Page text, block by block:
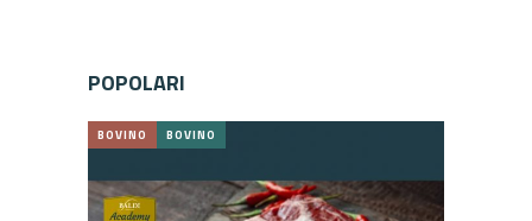
POPOLARI
BOVINO BOVINO